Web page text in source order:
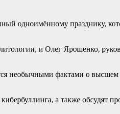
одноимённому празднику,
и Олег Ярошенко,
необычными фактами о
а также обсудят